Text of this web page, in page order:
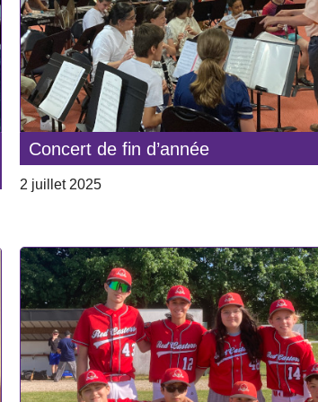
Concert de fin d’année
2 juillet 2025